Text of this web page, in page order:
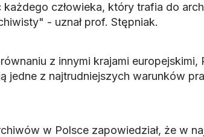
człowieka, który trafia do
- uznał prof. Stępniak.
z innymi krajami europejskimi,
jedne z najtrudniejszych warunków
w Polsce zapowiedział, że w